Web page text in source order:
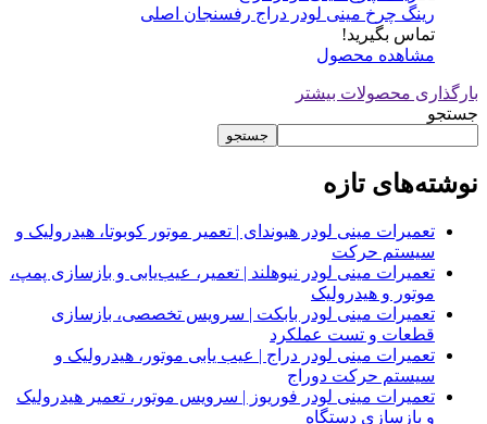
رینگ چرخ مینی لودر دراج رفسنجان اصلی
تماس بگیرید!
مشاهده محصول
بارگذاری محصولات بیشتر
جستجو
جستجو
نوشته‌های تازه
تعمیرات مینی لودر هیوندای | تعمیر موتور کوبوتا، هیدرولیک و
سیستم حرکت
تعمیرات مینی لودر نیوهلند | تعمیر، عیب‌یابی و بازسازی پمپ،
موتور و هیدرولیک
تعمیرات مینی لودر بابکت | سرویس تخصصی، بازسازی
قطعات و تست عملکرد
تعمیرات مینی لودر دراج | عیب یابی موتور، هیدرولیک و
سیستم حرکت دوراج
تعمیرات مینی لودر فوریوز | سرویس موتور، تعمیر هیدرولیک
و بازسازی دستگاه